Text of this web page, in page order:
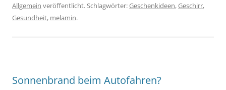
Allgemein veröffentlicht. Schlagwörter:Geschenkideen,Geschirr,
Gesundheit, melamin.
Sonnenbrand beim Autofahren?